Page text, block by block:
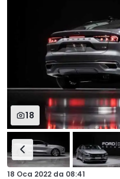
18
18 Oca 2022 da 08:41